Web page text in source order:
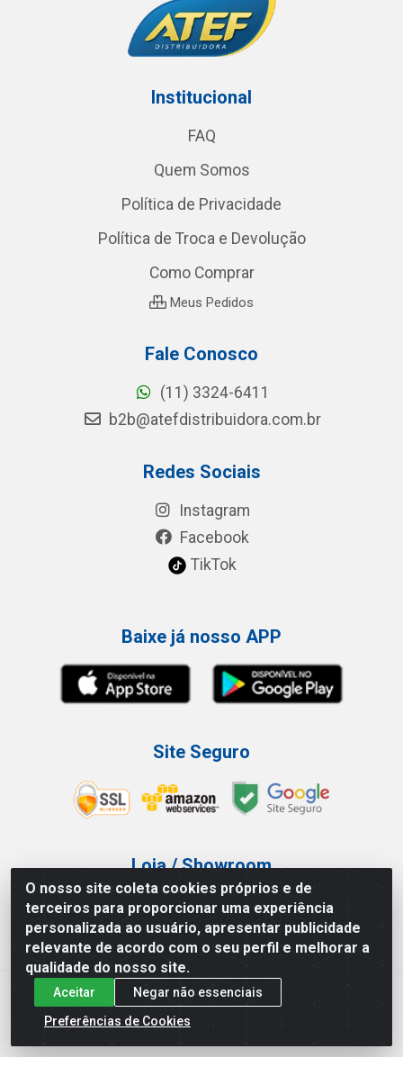
O nosso site coleta cookies próprios e de
terceiros para proporcionar uma experiência
personalizada ao usuário, apresentar publicidade
relevante de acordo com o seu perfil e melhorar a
qualidade do nosso site.
Aceitar
Negar não essenciais
Preferências de Cookies
Institucional
FAQ
Quem Somos
Política de Privacidade
Política de Troca e Devolução
Como Comprar
Meus Pedidos
Fale Conosco
(11) 3324-6411
b2b@atefdistribuidora.com.br
Redes Sociais
Instagram
Facebook
TikTok
Baixe já nosso APP
Site Seguro
Loja / Showroom
Tel.: (11) 3227-0546
Av Vautier, 587/597 - Pari - São Paulo/SP
Atef Distribuidora LTDA - Av. Vautier, 585/597 - Pari - São
Paulo/SP - CEP 03.032-000 - CNPJ 27.717.135/0001-29